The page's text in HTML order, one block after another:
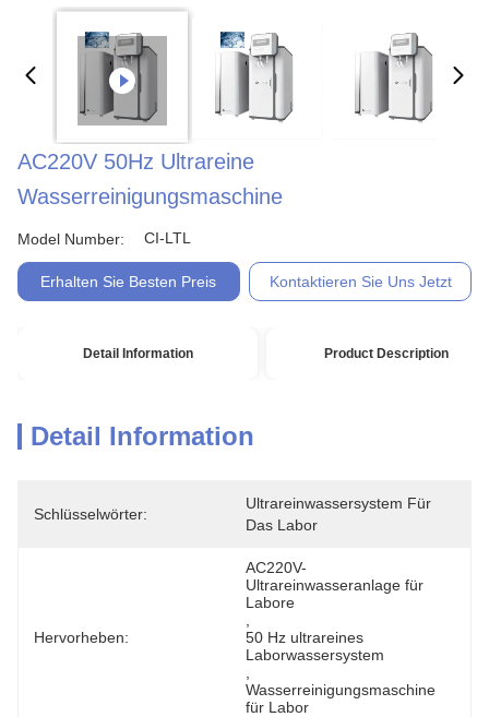
AC220V 50Hz Ultrareine
Wasserreinigungsmaschine
Model Number: CI-LTL
Erhalten Sie Besten Preis Kontaktieren Sie Uns Jetzt
Detail Information Product Description
Detail Information
Schlüsselwörter:
Ultrareinwassersystem Für
Das Labor
Hervorheben:
AC220V-
Ultrareinwasseranlage für
Labore
50 Hz ultrareines
Laborwassersystem
Wasserreinigungsmaschine
für Labor